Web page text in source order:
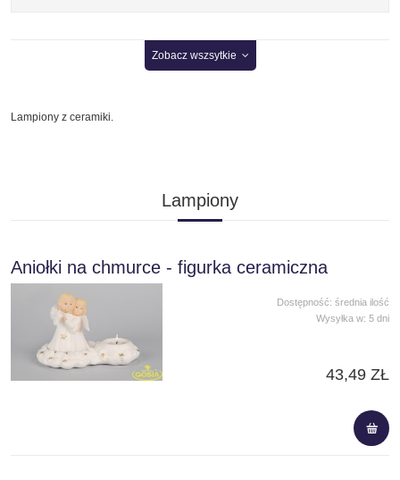
Zobacz wszsytkie
Lampiony z ceramiki.
Lampiony
Aniołki na chmurce - figurka ceramiczna
Dostępność: średnia ilość
Wysyłka w: 5 dni
43,49 ZŁ